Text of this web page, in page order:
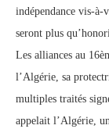
indépendance vis-à-
seront plus
Les alliances au
l’Algérie, sa
multiples traités
appelait l’Algérie,